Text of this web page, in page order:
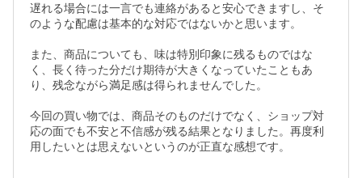
遅れる場合には一言でも連絡があると安心できますし、そ
のような配慮は基本的な対応ではないかと思います。
また、商品についても、味は特別印象に残るものではな
く、長く待った分だけ期待が大きくなっていたこともあ
り、残念ながら満足感は得られませんでした。
今回の買い物では、商品そのものだけでなく、ショップ対
応の面でも不安と不信感が残る結果となりました。再度利
用したいとは思えないというのが正直な感想です。